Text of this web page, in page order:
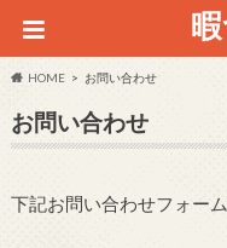
HOME お問い合わせ
お問い合わせ
下記お問い合わせフォー